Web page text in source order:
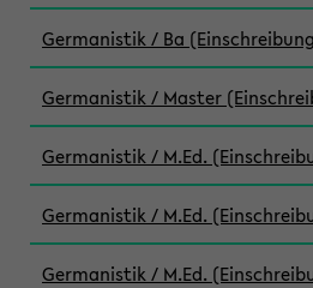
Germanistik / Ba (Einschreibung
Germanistik / Master
Germanistik / M.Ed.
Germanistik / M.Ed.
Germanistik / M.Ed.